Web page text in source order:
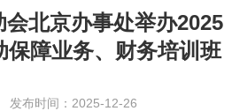
北京办事处举办2025
保障业务、财务培训班
布时间：2025-12-26